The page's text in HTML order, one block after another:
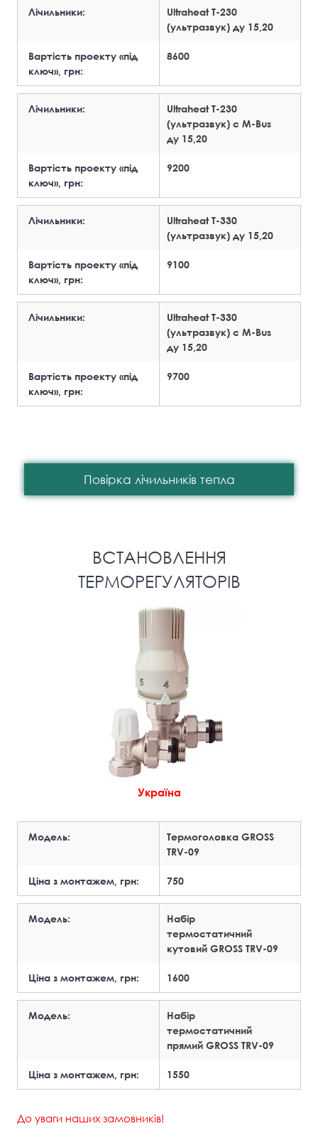
Лічильники:
Ultraheat T-230
(ультразвук) ду 15,20
Вартість проекту «під
ключ», грн:
8600
Лічильники:
Ultraheat T-230
(ультразвук) с M-Bus
ду 15,20
Вартість проекту «під
ключ», грн:
9200
Лічильники:
Ultraheat T-330
(ультразвук) ду 15,20
Вартість проекту «під
ключ», грн:
9100
Лічильники:
Ultraheat T-330
(ультразвук) с M-Bus
ду 15,20
Вартість проекту «під
ключ», грн:
9700
Повірка лічильників тепла
ВCТАНОВЛЕННЯ
ТЕРМОРЕГУЛЯТОРIВ
Україна
Модель:
Термоголовка GROSS
TRV-09
Ціна з монтажем, грн: 750
Модель:
Набір
термостатичний
кутовий GROSS TRV-09
Ціна з монтажем, грн: 1600
Модель:
Набір
термостатичний
прямий GROSS TRV-09
Ціна з монтажем, грн: 1550
До уваги наших замовників!